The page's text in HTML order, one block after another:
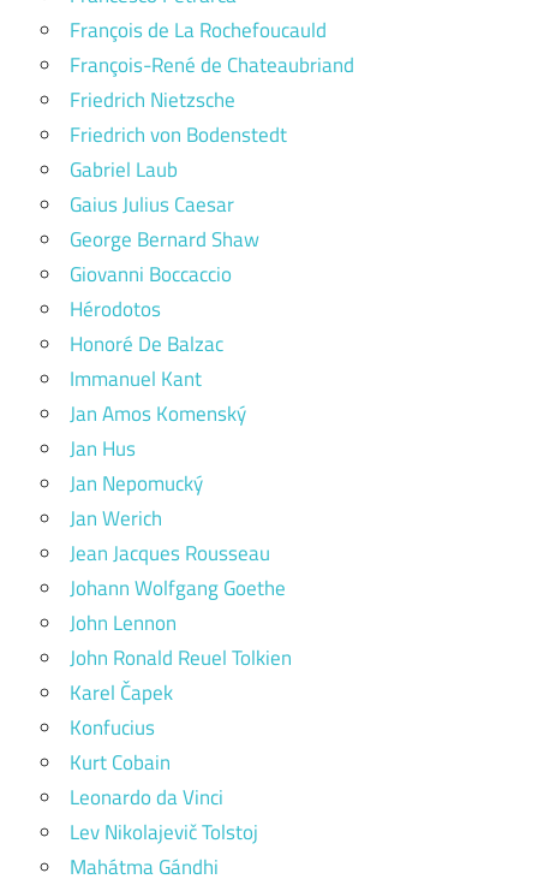
François de La Rochefoucauld
François-René de Chateaubriand
Friedrich Nietzsche
Friedrich von Bodenstedt
Gabriel Laub
Gaius Julius Caesar
George Bernard Shaw
Giovanni Boccaccio
Hérodotos
Honoré De Balzac
Immanuel Kant
Jan Amos Komenský
Jan Hus
Jan Nepomucký
Jan Werich
Jean Jacques Rousseau
Johann Wolfgang Goethe
John Lennon
John Ronald Reuel Tolkien
Karel Čapek
Konfucius
Kurt Cobain
Leonardo da Vinci
Lev Nikolajevič Tolstoj
Mahátma Gándhi